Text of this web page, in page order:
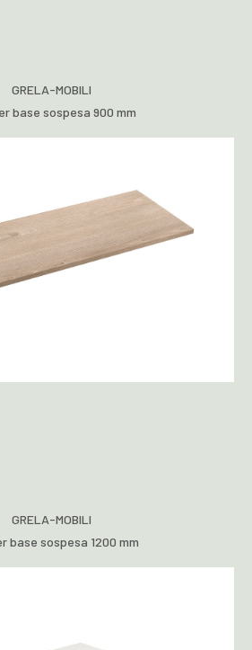
GRELA-MOBILI
base sospesa 900 mm
GRELA-MOBILI
base sospesa 1200 mm